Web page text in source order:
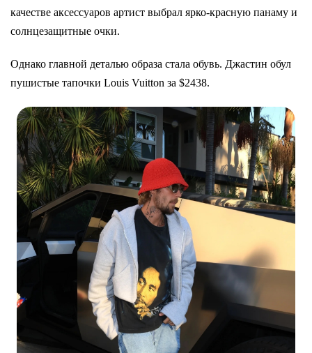
качестве аксессуаров артист выбрал ярко-красную панаму и
солнцезащитные очки.
Однако главной деталью образа стала обувь. Джастин обул
пушистые тапочки Louis Vuitton за $2438.